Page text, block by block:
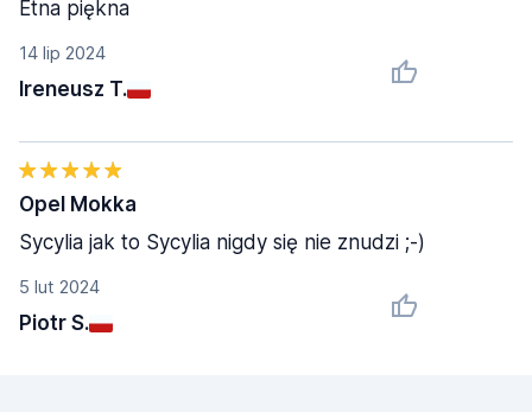
14 lip 2024
Ireneusz T.
Etna piękna
5 lut 2024
Piotr S.
Opel Mokka
Sycylia jak to Sycylia nigdy się nie znudzi ;-)